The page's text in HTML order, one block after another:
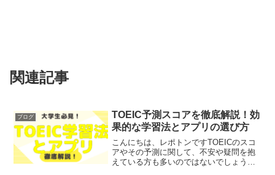
関連記事
ブログ
TOEIC予測スコアを徹底解説！効
果的な学習法とアプリの選び方
こんにちは、レポトンですTOEICのスコ
アやその予測に関して、不安や疑問を抱
えている方も多いのではないでしょう